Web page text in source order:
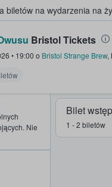
biletów na wydarzenia na
miejsce, w
Bristol Tickets
• 19:00 o Bristol Strange Brew,
Bilet
1 - 2 biletów
Nie